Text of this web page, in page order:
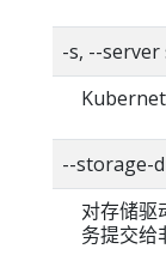
-s, --
--storage-
对存储驱
务提交给